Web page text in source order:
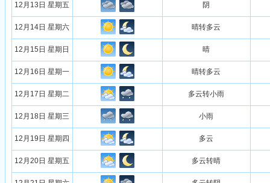
12月13日 星期五 阴
12月14日 星期六 晴转多云
12月15日 星期日 晴
12月16日 星期一 晴转多云
12月17日 星期二 多云转小雨
12月18日 星期三 小雨
12月19日 星期四 多云
12月20日 星期五 多云转晴